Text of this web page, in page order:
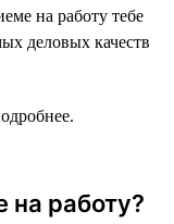
на работу тебе
деловых качеств
на работу?